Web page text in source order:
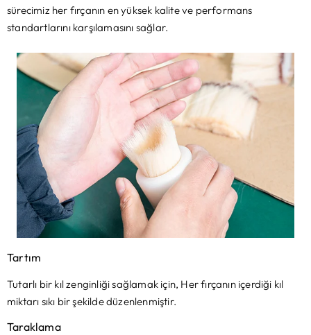
sürecimiz her fırçanın en yüksek kalite ve performans
standartlarını karşılamasını sağlar.
Tartım
Tutarlı bir kıl zenginliği sağlamak için, Her fırçanın içerdiği kıl
miktarı sıkı bir şekilde düzenlenmiştir.
Taraklama